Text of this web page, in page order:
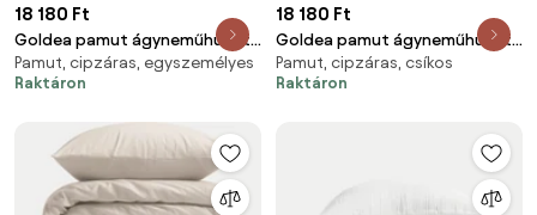
18 180 Ft
Goldea pamut ágyneműhuzat -
hópelyhek fehéren 140 x 200 és
70 x 90 cm
Pamut, cipzáras, egyszemélyes
Raktáron
18 180 Ft
Goldea pamut ágyneműhuzat
duo - latte csíkos, latte színű
hátoldal 140 x 200 és 70 x 90
Pamut, cipzáras, csíkos
Raktáron